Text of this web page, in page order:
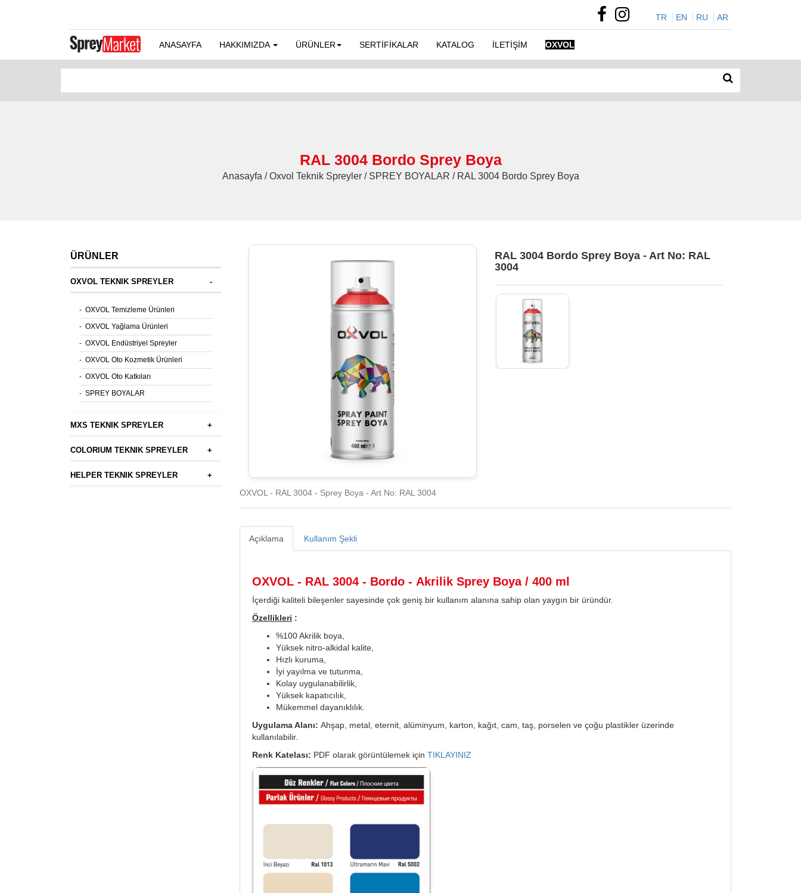
TR EN RU AR
ANASAYFA HAKKIMIZDA ÜRÜNLER SERTİFİKALAR KATALOG İLETİŞİM OXVOL
RAL 3004 Bordo Sprey Boya
Anasayfa / Oxvol Teknik Spreyler / SPREY BOYALAR / RAL 3004 Bordo Sprey Boya
ÜRÜNLER
-
OXVOL TEKNIK SPREYLER
- OXVOL Temizleme Ürünleri
- OXVOL Yağlama Ürünleri
- OXVOL Endüstriyel Spreyler
- OXVOL Oto Kozmetik Ürünleri
- OXVOL Oto Katkıları
- SPREY BOYALAR
+
MXS TEKNIK SPREYLER
+
COLORIUM TEKNIK SPREYLER
+
HELPER TEKNIK SPREYLER
RAL 3004 Bordo Sprey Boya - Art No: RAL
3004
OXVOL - RAL 3004 - Sprey Boya - Art No: RAL 3004
Açıklama Kullanım Şekli
OXVOL - RAL 3004 - Bordo - Akrilik Sprey Boya / 400 ml
İçerdiği kaliteli bileşenler sayesinde çok geniş bir kullanım alanına sahip olan yaygın bir üründür.
Özellikleri :
%100 Akrilik boya,
Yüksek nitro-alkidal kalite,
Hızlı kuruma,
İyi yayılma ve tutunma,
Kolay uygulanabilirlik,
Yüksek kapatıcılık,
Mükemmel dayanıklılık.
Uygulama Alanı: Ahşap, metal, eternit, alüminyum, karton, kağıt, cam, taş, porselen ve çoğu plastikler üzerinde
kullanılabilir.
Renk Katelası: PDF olarak görüntülemek için TIKLAYINIZ